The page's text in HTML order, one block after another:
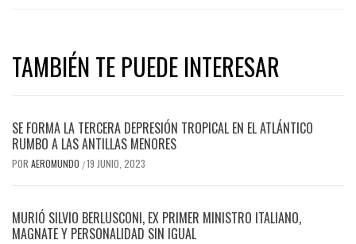
TAMBIÉN TE PUEDE INTERESAR
SE FORMA LA TERCERA DEPRESIÓN TROPICAL EN EL ATLÁNTICO
RUMBO A LAS ANTILLAS MENORES
POR AEROMUNDO /19 JUNIO, 2023
MURIÓ SILVIO BERLUSCONI, EX PRIMER MINISTRO ITALIANO,
MAGNATE Y PERSONALIDAD SIN IGUAL